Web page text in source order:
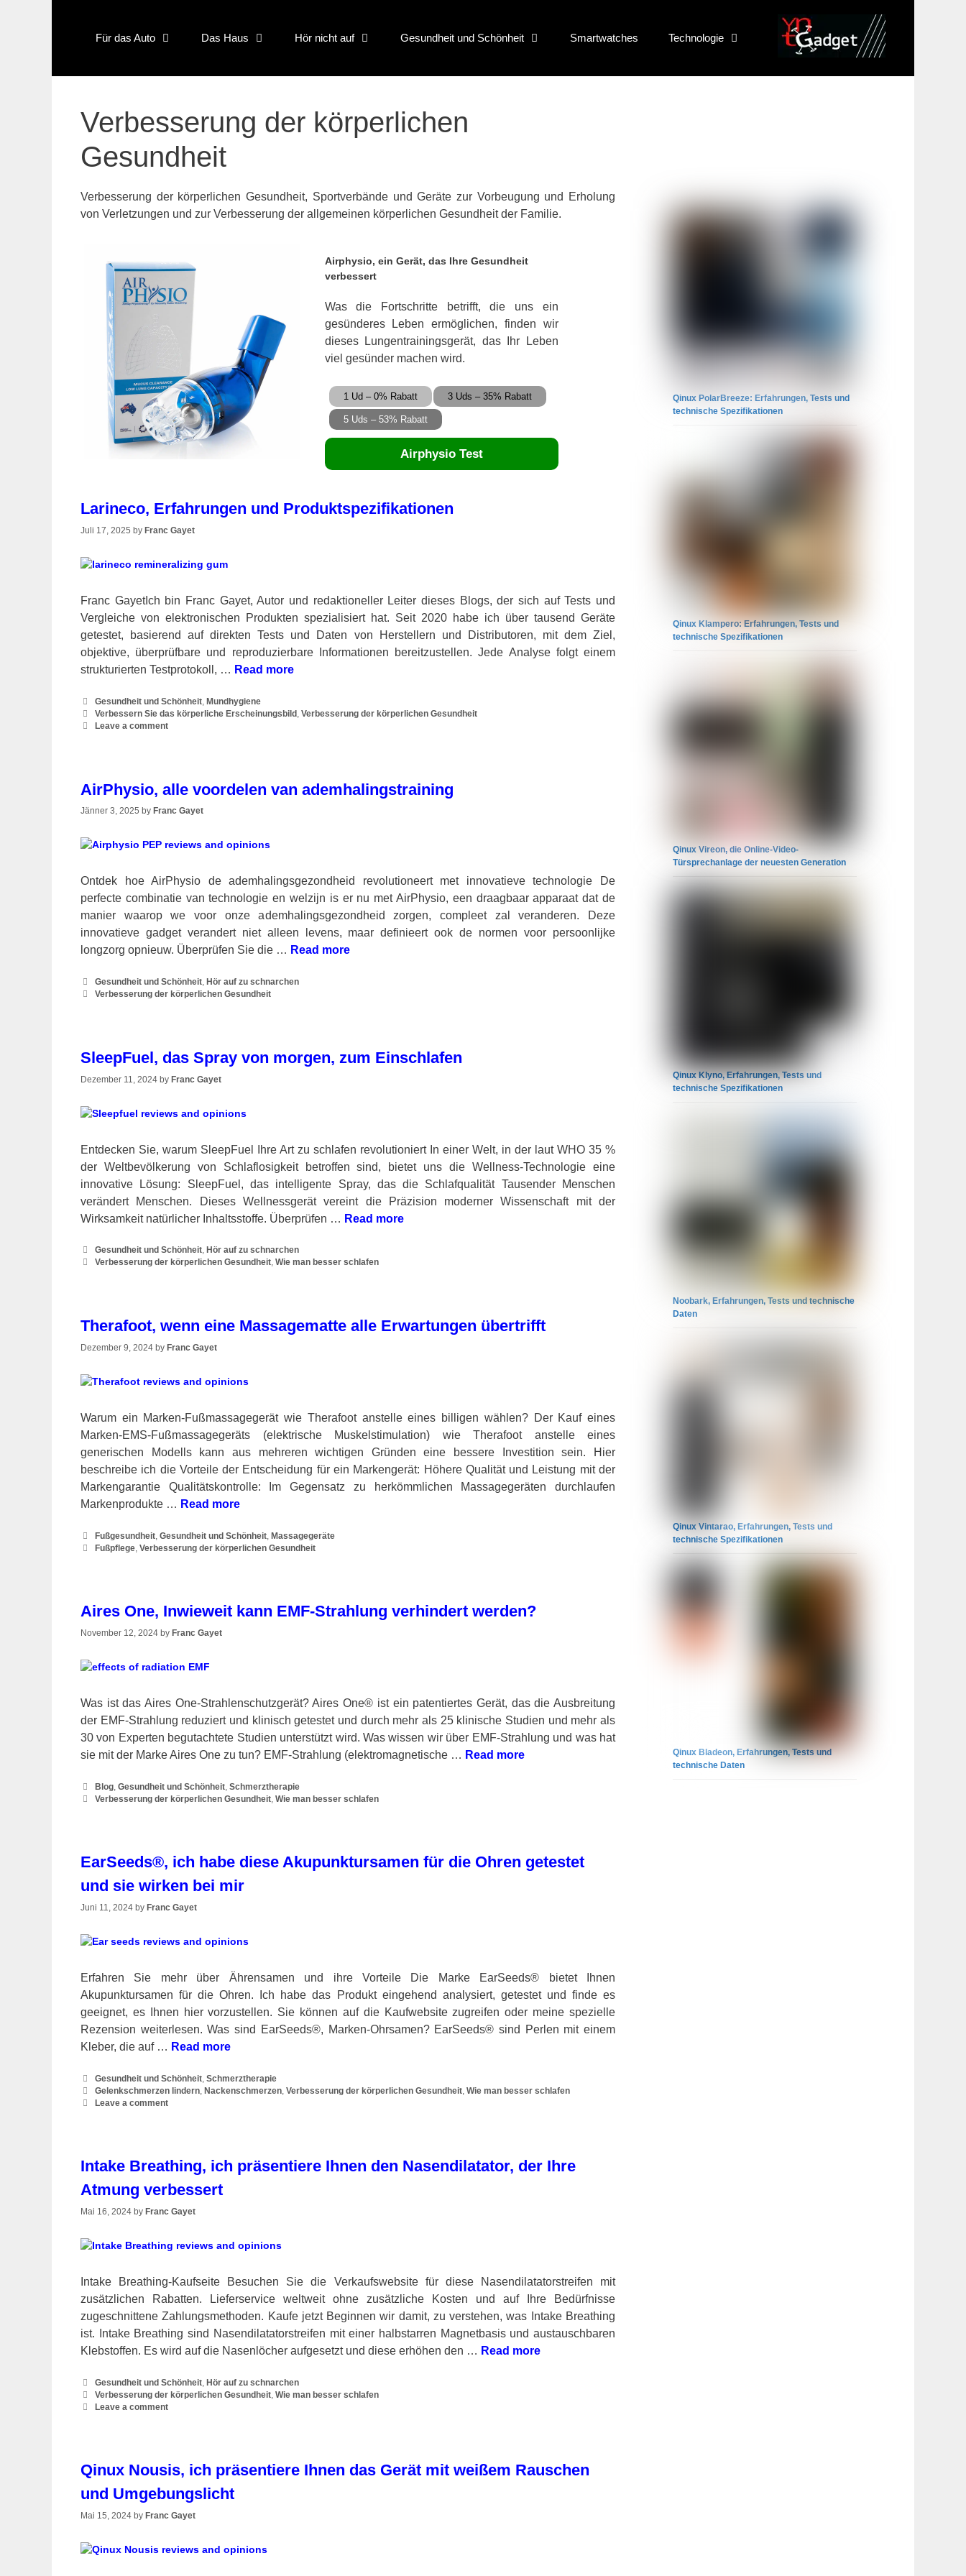
Für das Auto Das Haus Hör nicht auf Gesundheit und Schönheit Smartwatches Technologie
Verbesserung der körperlichen
Gesundheit
Verbesserung der körperlichen Gesundheit, Sportverbände und Geräte zur Vorbeugung und Erholung
von Verletzungen und zur Verbesserung der allgemeinen körperlichen Gesundheit der Familie.
Airphysio, ein Gerät, das Ihre Gesundheit
verbessert
Was die Fortschritte betrifft, die uns ein
gesünderes Leben ermöglichen, finden wir
dieses Lungentrainingsgerät, das Ihr Leben
viel gesünder machen wird.
1 Ud – 0% Rabatt 3 Uds – 35% Rabatt
5 Uds – 53% Rabatt
Airphysio Test
Larineco, Erfahrungen und Produktspezifikationen
Juli 17, 2025 by Franc Gayet
Franc GayetIch bin Franc Gayet, Autor und redaktioneller Leiter dieses Blogs, der sich auf Tests und
Vergleiche von elektronischen Produkten spezialisiert hat. Seit 2020 habe ich über tausend Geräte
getestet, basierend auf direkten Tests und Daten von Herstellern und Distributoren, mit dem Ziel,
objektive, überprüfbare und reproduzierbare Informationen bereitzustellen. Jede Analyse folgt einem
strukturierten Testprotokoll, … Read more
Categories
Gesundheit und Schönheit, Mundhygiene
Tags
Verbessern Sie das körperliche Erscheinungsbild ,Verbesserung der körperlichen Gesundheit
Leave a comment
AirPhysio, alle voordelen van ademhalingstraining
Jänner 3, 2025 by Franc Gayet
Ontdek hoe AirPhysio de ademhalingsgezondheid revolutioneert met innovatieve technologie De
perfecte combinatie van technologie en welzijn is er nu met AirPhysio, een draagbaar apparaat dat de
manier waarop we voor onze ademhalingsgezondheid zorgen, compleet zal veranderen. Deze
innovatieve gadget verandert niet alleen levens, maar definieert ook de normen voor persoonlijke
longzorg opnieuw. Überprüfen Sie die … Read more
Categories
Gesundheit und Schönheit, Hör auf zu schnarchen
Tags
Verbesserung der körperlichen Gesundheit
SleepFuel, das Spray von morgen, zum Einschlafen
Dezember 11, 2024 by Franc Gayet
Entdecken Sie, warum SleepFuel Ihre Art zu schlafen revolutioniert In einer Welt, in der laut WHO 35 %
der Weltbevölkerung von Schlaflosigkeit betroffen sind, bietet uns die Wellness-Technologie eine
innovative Lösung: SleepFuel, das intelligente Spray, das die Schlafqualität Tausender Menschen
verändert Menschen. Dieses Wellnessgerät vereint die Präzision moderner Wissenschaft mit der
Wirksamkeit natürlicher Inhaltsstoffe. Überprüfen … Read more
Categories
Gesundheit und Schönheit, Hör auf zu schnarchen
Tags
Verbesserung der körperlichen Gesundheit,Wie man besser schlafen
Therafoot, wenn eine Massagematte alle Erwartungen übertrifft
Dezember 9, 2024 by Franc Gayet
Warum ein Marken-Fußmassagegerät wie Therafoot anstelle eines billigen wählen? Der Kauf eines
Marken-EMS-Fußmassagegeräts (elektrische Muskelstimulation) wie Therafoot anstelle eines
generischen Modells kann aus mehreren wichtigen Gründen eine bessere Investition sein. Hier
beschreibe ich die Vorteile der Entscheidung für ein Markengerät: Höhere Qualität und Leistung mit der
Markengarantie Qualitätskontrolle: Im Gegensatz zu herkömmlichen Massagegeräten durchlaufen
Markenprodukte … Read more
Categories
Fußgesundheit ,Gesundheit und Schönheit ,Massagegeräte
Tags
Fußpflege ,Verbesserung der körperlichen Gesundheit
Aires One, Inwieweit kann EMF-Strahlung verhindert werden?
November 12, 2024 by Franc Gayet
Was ist das Aires One-Strahlenschutzgerät? Aires One® ist ein patentiertes Gerät, das die Ausbreitung
der EMF-Strahlung reduziert und klinisch getestet und durch mehr als 25 klinische Studien und mehr als
30 von Experten begutachtete Studien unterstützt wird. Was wissen wir über EMF-Strahlung und was hat
sie mit der Marke Aires One zu tun? EMF-Strahlung (elektromagnetische … Read more
Categories
Blog ,Gesundheit und Schönheit ,Schmerztherapie
Tags
Verbesserung der körperlichen Gesundheit ,Wie man besser schlafen
EarSeeds®, ich habe diese Akupunktursamen für die Ohren getestet
und sie wirken bei mir
Juni 11, 2024 by Franc Gayet
Erfahren Sie mehr über Ährensamen und ihre Vorteile Die Marke EarSeeds® bietet Ihnen
Akupunktursamen für die Ohren. Ich habe das Produkt eingehend analysiert, getestet und finde es
geeignet, es Ihnen hier vorzustellen. Sie können auf die Kaufwebsite zugreifen oder meine spezielle
Rezension weiterlesen. Was sind EarSeeds®, Marken-Ohrsamen? EarSeeds® sind Perlen mit einem
Kleber, die auf … Read more
Categories
Gesundheit und Schönheit ,Schmerztherapie
Tags
Gelenkschmerzen lindern ,Nackenschmerzen ,Verbesserung der körperlichen Gesundheit ,Wie man besser schlafen
Leave a comment
Intake Breathing, ich präsentiere Ihnen den Nasendilatator, der Ihre
Atmung verbessert
Mai 16, 2024 by Franc Gayet
Intake Breathing-Kaufseite Besuchen Sie die Verkaufswebsite für diese Nasendilatatorstreifen mit
zusätzlichen Rabatten. Lieferservice weltweit ohne zusätzliche Kosten und auf Ihre Bedürfnisse
zugeschnittene Zahlungsmethoden. Kaufe jetzt Beginnen wir damit, zu verstehen, was Intake Breathing
ist. Intake Breathing sind Nasendilatatorstreifen mit einer halbstarren Magnetbasis und austauschbaren
Klebstoffen. Es wird auf die Nasenlöcher aufgesetzt und diese erhöhen den … Read more
Categories
Gesundheit und Schönheit,Hör auf zu schnarchen
Tags
Verbesserung der körperlichen Gesundheit,Wie man besser schlafen
Leave a comment
Qinux Nousis, ich präsentiere Ihnen das Gerät mit weißem Rauschen
und Umgebungslicht
Mai 15, 2024 by Franc Gayet
Qinux PolarBreeze: Erfahrungen, Tests und
technische Spezifikationen
Qinux Klampero: Erfahrungen, Tests und
technische Spezifikationen
Qinux Vireon, die Online-Video-
Türsprechanlage der neuesten Generation
Qinux Klyno, Erfahrungen, Tests und
technische Spezifikationen
Noobark, Erfahrungen, Tests und technische
Daten
Qinux Vintarao, Erfahrungen, Tests und
technische Spezifikationen
Qinux Bladeon, Erfahrungen, Tests und
technische Daten